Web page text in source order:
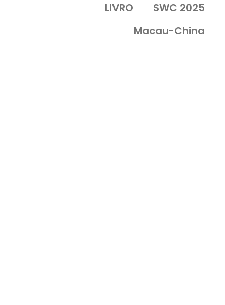
LIVRO
SWC 2025
Macau-China